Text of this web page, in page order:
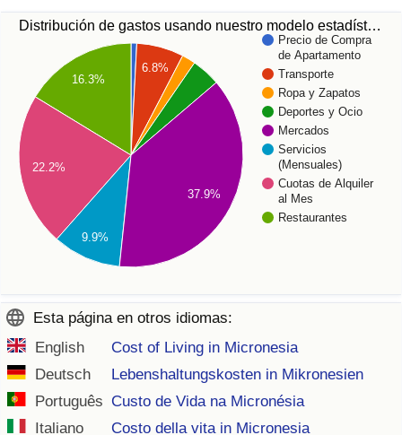
Distribución de gastos usando nuestro modelo estadíst…
Precio de Compra
de Apartamento
Transporte
Ropa y Zapatos
Deportes y Ocio
Mercados
Servicios
(Mensuales)
Cuotas de Alquiler
al Mes
Restaurantes
6.8%
16.3%
22.2%
9.9%
37.9%
Esta página en otros idiomas:
English
Cost of Living in Micronesia
Deutsch
Lebenshaltungskosten in Mikronesien
Português Custo de Vida na Micronésia
Italiano
Costo della vita in Micronesia